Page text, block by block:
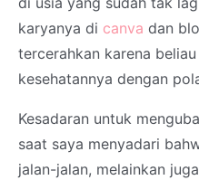
karyanya di canva dan
tercerahkan karena
kesehatannya dengan
Kesadaran untuk
saat saya menyadari
jalan-jalan, melainkan